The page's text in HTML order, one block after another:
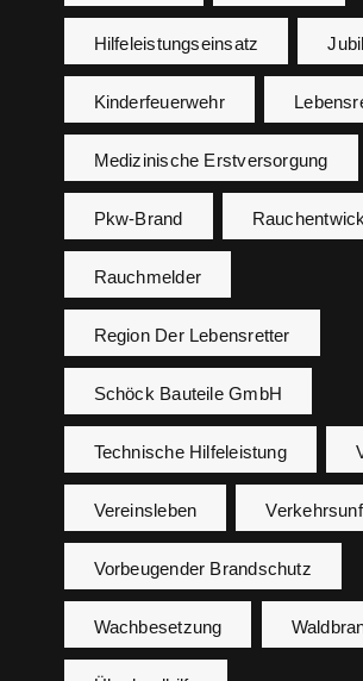
Hilfeleistungseinsatz
Kinderfeuerwehr
Medizinische Erstversorgung
Pkw-Brand
Rauchmelder
Region Der Lebensretter
Schöck Bauteile GmbH
Technische Hilfeleistung
Vereinsleben
Vorbeugender Brandschutz
Wachbesetzung